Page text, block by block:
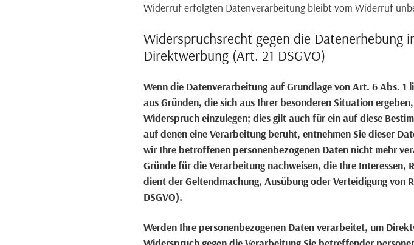
Widerruf erfolgten Datenverarbeitung bleibt vom Widerruf
Widerspruchsrecht gegen die Datenerhebung
Direktwerbung (Art. 21 DSGVO)
Wenn die Datenverarbeitung auf Grundlage von Art. 6 Abs.
aus Gründen, die sich aus Ihrer besonderen Situation
Widerspruch einzulegen; dies gilt auch für ein auf diese
auf denen eine Verarbeitung beruht, entnehmen Sie dieser
wir Ihre betroffenen personenbezogenen Daten nicht mehr
Gründe für die Verarbeitung nachweisen, die Ihre Interessen,
dient der Geltendmachung, Ausübung oder Verteidigung von
DSGVO).
Werden Ihre personenbezogenen Daten verarbeitet, um